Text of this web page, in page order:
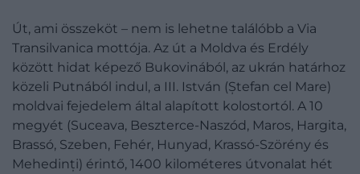
Út, ami összeköt – nem is lehetne találóbb a Via
Transilvanica mottója. Az út a Moldva és Erdély
között hidat képező Bukovinából, az ukrán határhoz
közeli Putnából indul, a III. István (Ștefan cel Mare)
moldvai fejedelem által alapított kolostortól. A 10
megyét (Suceava, Beszterce-Naszód, Maros, Hargita,
Brassó, Szeben, Fehér, Hunyad, Krassó-Szörény és
Mehedinți) érintő, 1400 kilométeres útvonalat hét